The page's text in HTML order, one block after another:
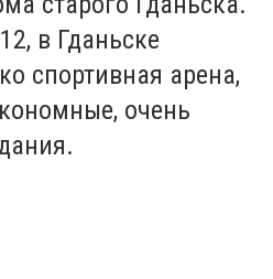
в Гданьске
спортивная арена,
очень